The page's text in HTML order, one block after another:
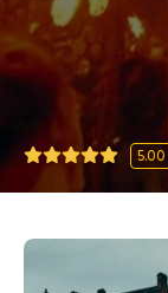
5.00